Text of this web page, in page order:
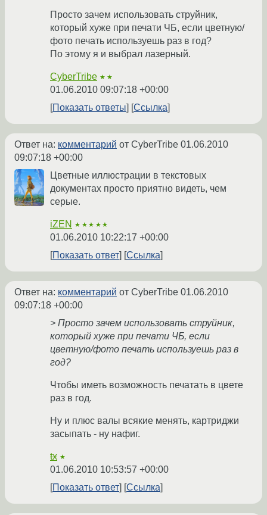
Просто зачем использовать струйник,
который хуже при печати ЧБ, если цветную/
фото печать используешь раз в год?
По этому я и выбрал лазерный.
CyberTribe ★★
01.06.2010 09:07:18 +00:00
Показать ответы
Ссылка
Ответ на: комментарий от CyberTribe 01.06.2010
09:07:18 +00:00
Цветные иллюстрации в текстовых
документах просто приятно видеть, чем
серые.
iZEN ★★★★★
01.06.2010 10:22:17 +00:00
Показать ответ
Ссылка
Ответ на: комментарий от CyberTribe 01.06.2010
09:07:18 +00:00
> Просто зачем использовать струйник,
который хуже при печати ЧБ, если
цветную/фото печать используешь раз в
год?
Чтобы иметь возможность печатать в цвете
раз в год.
Ну и плюс валы всякие менять, картриджи
засыпать - ну нафиг.
tx ★
01.06.2010 10:53:57 +00:00
Показать ответ
Ссылка